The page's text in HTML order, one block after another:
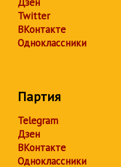
Twitter
ВКонтакте
Одноклассники
Партия
Telegram
Дзен
ВКонтакте
Одноклассники